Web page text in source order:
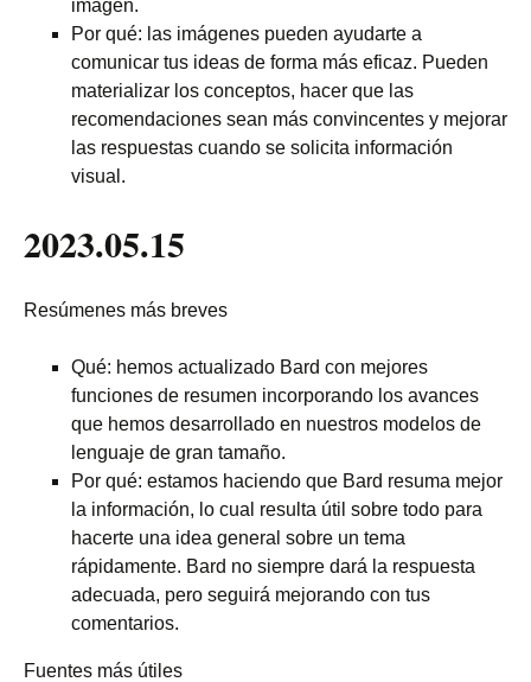
imagen.
Por qué: las imágenes pueden ayudarte a
comunicar tus ideas de forma más eficaz. Pueden
materializar los conceptos, hacer que las
recomendaciones sean más convincentes y mejorar
las respuestas cuando se solicita información
visual.
2023.05.15
Resúmenes más breves
Qué: hemos actualizado Bard con mejores
funciones de resumen incorporando los avances
que hemos desarrollado en nuestros modelos de
lenguaje de gran tamaño.
Por qué: estamos haciendo que Bard resuma mejor
la información, lo cual resulta útil sobre todo para
hacerte una idea general sobre un tema
rápidamente. Bard no siempre dará la respuesta
adecuada, pero seguirá mejorando con tus
comentarios.
Fuentes más útiles